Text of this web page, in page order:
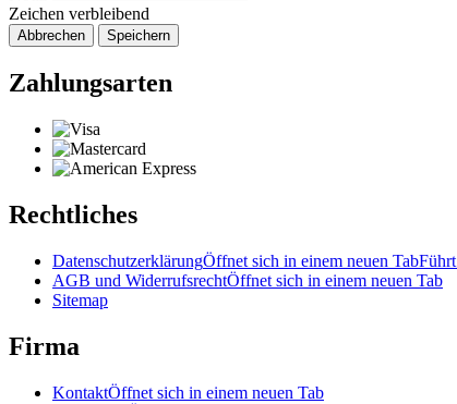
Zeichen verbleibend
Abbrechen Speichern
Zahlungsarten
Rechtliches
DatenschutzerklärungÖffnet sich in einem neuen Tab
AGB und WiderrufsrechtÖffnet sich in einem neuen Tab
Sitemap
Firma
KontaktÖffnet sich in einem neuen Tab